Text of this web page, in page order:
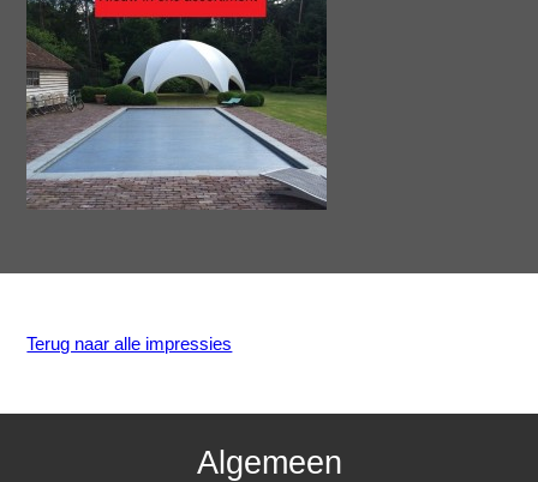
Terug naar alle impressies
Algemeen